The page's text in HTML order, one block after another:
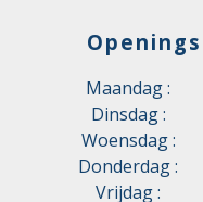
Maandag :
Dinsdag :
Woensdag :
Donderdag :
Vrijdag :